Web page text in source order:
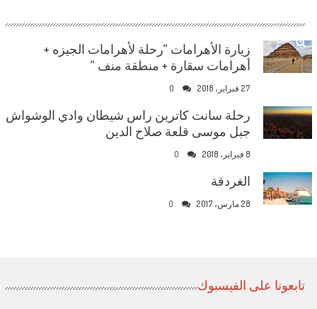
زيارة الأهرامات “رحلة لأهرامات الجيزه +
أهرامات سقارة + منطقة منف “
27 فبراير، 2018 0
رحلة سانت كاترين راس شيطان وادي الوشواش
جبل موسى قلعة صلاح الدين
8 فبراير، 2018 0
الغردقة
28 مارس، 2017 0
تابعونا على الفيسبوك